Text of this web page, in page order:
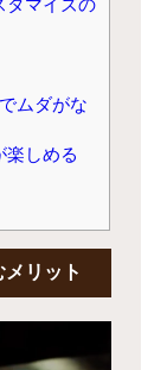
タマイズの
ムダがな
楽しめる
リット